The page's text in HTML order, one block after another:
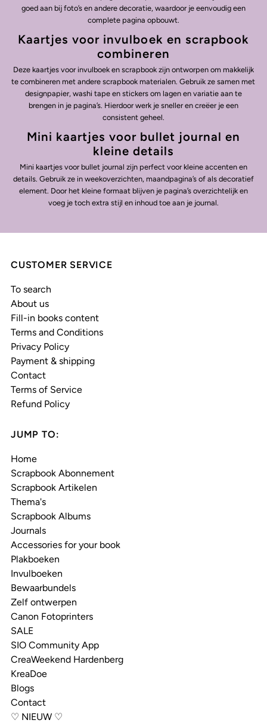
goed aan bij foto’s en andere decoratie, waardoor je eenvoudig een
complete pagina opbouwt.
Kaartjes voor invulboek en scrapbook
combineren
Deze kaartjes voor invulboek en scrapbook zijn ontworpen om makkelijk
te combineren met andere scrapbook materialen. Gebruik ze samen met
designpapier, washi tape en stickers om lagen en variatie aan te
brengen in je pagina’s. Hierdoor werk je sneller en creëer je een
consistent geheel.
Mini kaartjes voor bullet journal en
kleine details
Mini kaartjes voor bullet journal zijn perfect voor kleine accenten en
details. Gebruik ze in weekoverzichten, maandpagina’s of als decoratief
element. Door het kleine formaat blijven je pagina’s overzichtelijk en
voeg je toch extra stijl en inhoud toe aan je journal.
CUSTOMER SERVICE
To search
About us
Fill-in books content
Terms and Conditions
Privacy Policy
Payment & shipping
Contact
Terms of Service
Refund Policy
JUMP TO:
Home
Scrapbook Abonnement
Scrapbook Artikelen
Thema's
Scrapbook Albums
Journals
Accessories for your book
Plakboeken
Invulboeken
Bewaarbundels
Zelf ontwerpen
Canon Fotoprinters
SALE
SIO Community App
CreaWeekend Hardenberg
KreaDoe
Blogs
Contact
♡ NIEUW ♡